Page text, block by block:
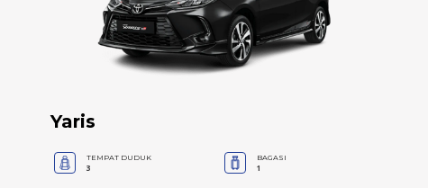
Yaris
TEMPAT DUDUK
3
BAGASI
1